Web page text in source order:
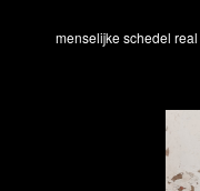
menselijke schedel